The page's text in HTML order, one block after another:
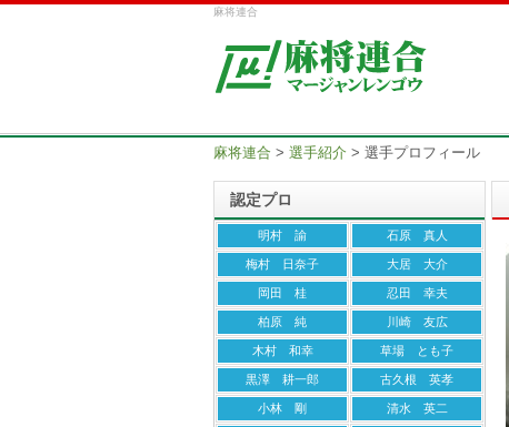
麻将連合
麻将連合 > 選手紹介 > 選手プロフィール
認定プロ
明村 諭 石原 真人
梅村 日奈子 大居 大介
岡田 桂 忍田 幸夫
柏原 純 川崎 友広
木村 和幸 草場 とも子
黒澤 耕一郎 古久根 英孝
小林 剛 清水 英二